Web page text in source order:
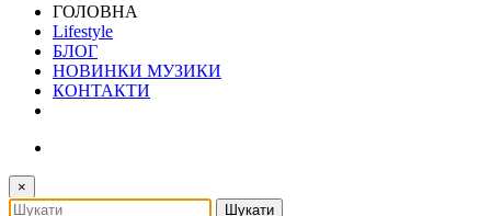
ГОЛОВНА
Lifestyle
БЛОГ
НОВИНКИ МУЗИКИ
КОНТАКТИ
×